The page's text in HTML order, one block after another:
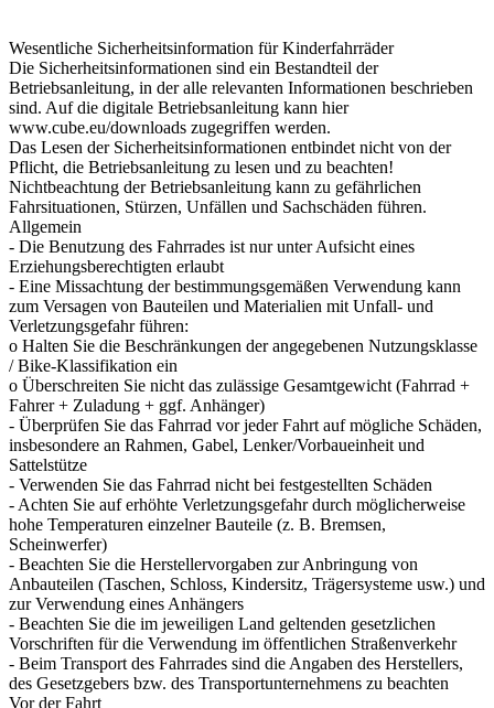
Wesentliche Sicherheitsinformation für Kinderfahrräder
Die Sicherheitsinformationen sind ein Bestandteil der
Betriebsanleitung, in der alle relevanten Informationen beschrieben
sind. Auf die digitale Betriebsanleitung kann hier
www.cube.eu/downloads zugegriffen werden.
Das Lesen der Sicherheitsinformationen entbindet nicht von der
Pflicht, die Betriebsanleitung zu lesen und zu beachten!
Nichtbeachtung der Betriebsanleitung kann zu gefährlichen
Fahrsituationen, Stürzen, Unfällen und Sachschäden führen.
Allgemein
- Die Benutzung des Fahrrades ist nur unter Aufsicht eines
Erziehungsberechtigten erlaubt
- Eine Missachtung der bestimmungsgemäßen Verwendung kann
zum Versagen von Bauteilen und Materialien mit Unfall- und
Verletzungsgefahr führen:
o Halten Sie die Beschränkungen der angegebenen Nutzungsklasse
/ Bike-Klassifikation ein
o Überschreiten Sie nicht das zulässige Gesamtgewicht (Fahrrad +
Fahrer + Zuladung + ggf. Anhänger)
- Überprüfen Sie das Fahrrad vor jeder Fahrt auf mögliche Schäden,
insbesondere an Rahmen, Gabel, Lenker/Vorbaueinheit und
Sattelstütze
- Verwenden Sie das Fahrrad nicht bei festgestellten Schäden
- Achten Sie auf erhöhte Verletzungsgefahr durch möglicherweise
hohe Temperaturen einzelner Bauteile (z. B. Bremsen,
Scheinwerfer)
- Beachten Sie die Herstellervorgaben zur Anbringung von
Anbauteilen (Taschen, Schloss, Kindersitz, Trägersysteme usw.) und
zur Verwendung eines Anhängers
- Beachten Sie die im jeweiligen Land geltenden gesetzlichen
Vorschriften für die Verwendung im öffentlichen Straßenverkehr
- Beim Transport des Fahrrades sind die Angaben des Herstellers,
des Gesetzgebers bzw. des Transportunternehmens zu beachten
Vor der Fahrt